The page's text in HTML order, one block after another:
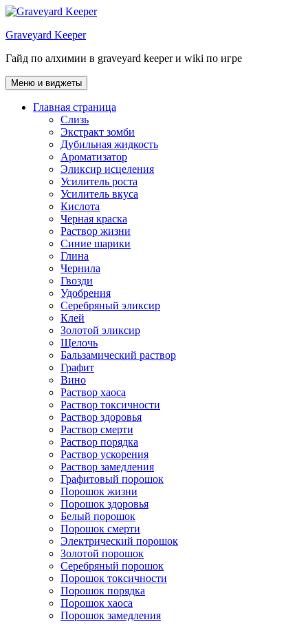
Перейти
содержимому
Graveyard Keeper
Гайд по алхимии в graveyard keeper и wiki по игре
Меню и виджеты
Главная страница
Слизь
Экстракт зомби
Дубильная жидкость
Ароматизатор
Эликсир исцеления
Усилитель роста
Усилитель вкуса
Кислота
Черная краска
Раствор жизни
Синие шарики
Глина
Чернила
Гвозди
Удобрения
Серебряный эликсир
Клей
Золотой эликсир
Щелочь
Бальзамический раствор
Графит
Вино
Раствор хаоса
Раствор токсичности
Раствор здоровья
Раствор смерти
Раствор порядка
Раствор ускорения
Раствор замедления
Графитовый порошок
Порошок жизни
Порошок здоровья
Белый порошок
Порошок смерти
Электрический порошок
Золотой порошок
Серебряный порошок
Порошок токсичности
Порошок порядка
Порошок хаоса
Порошок замедления